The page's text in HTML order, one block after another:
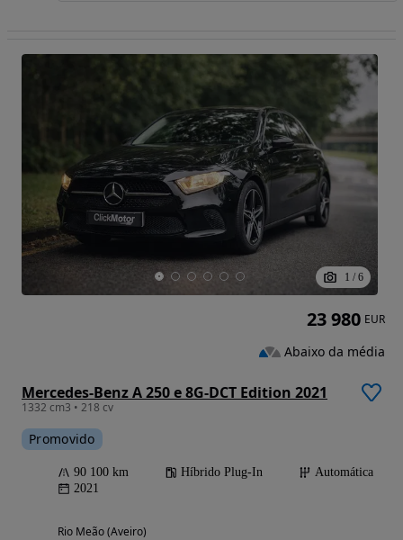
1 / 6
Mercedes-Benz A 250 e 8G-DCT Edition 2021
1332 cm3 • 218 cv
Promovido
90 100 km Híbrido Plug-In
Automática
2021
Rio Meão (Aveiro)
23 980 EUR
Abaixo da média